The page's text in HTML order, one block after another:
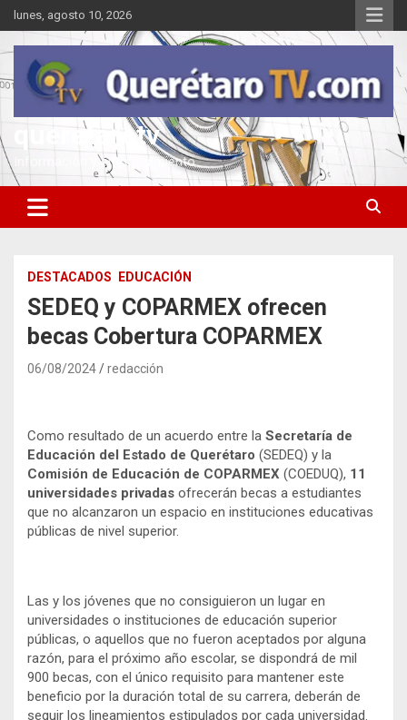
Saltar
al
contenido
lunes, agosto 10, 2026
queretarotv
Información y entretenimiento
DESTACADOS EDUCACIÓN
SEDEQ y COPARMEX ofrecen
becas Cobertura COPARMEX
06/08/2024 redacción
Como resultado de un acuerdo entre la Secretaría de
Educación del Estado de Querétaro (SEDEQ) y la
Comisión de Educación de COPARMEX (COEDUQ), 11
universidades privadas ofrecerán becas a estudiantes
que no alcanzaron un espacio en instituciones educativas
públicas de nivel superior.
Las y los jóvenes que no consiguieron un lugar en
universidades o instituciones de educación superior
públicas, o aquellos que no fueron aceptados por alguna
razón, para el próximo año escolar, se dispondrá de mil
900 becas, con el único requisito para mantener este
beneficio por la duración total de su carrera, deberán de
seguir los lineamientos estipulados por cada universidad.